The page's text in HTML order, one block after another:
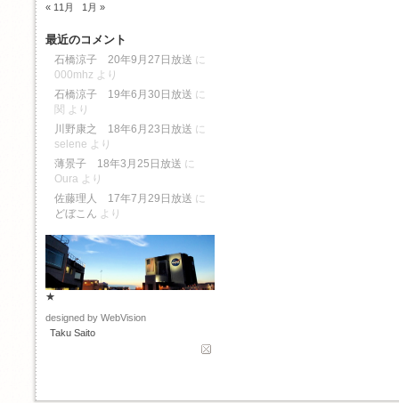
« 11月 1月 »
最近のコメント
石橋涼子 20年9月27日放送 に
000mhz より
石橋涼子 19年6月30日放送 に
関 より
川野康之 18年6月23日放送 に
selene より
薄景子 18年3月25日放送 に
Oura より
佐藤理人 17年7月29日放送 に
どぼこん より
★
designed by WebVision
Taku Saito